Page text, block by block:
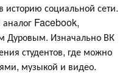
историю социальной сети.
аналог Facebook,
Дуровым. Изначально ВК
студентов, где можно
музыкой и видео.